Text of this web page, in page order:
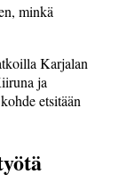
minkä
Karjalan
ja
etsitään